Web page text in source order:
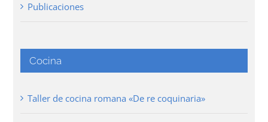
Publicaciones
Cocina
Taller de cocina romana «De re coquinaria»